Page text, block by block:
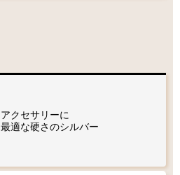
アクセサリーに
最適な硬さのシルバー